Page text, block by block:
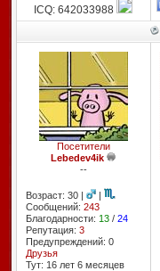
ICQ: 642033988
Посетители
Lebedev4ik
--
Возраст: 30 |
|
Сообщений: 243
Благодарности: 13/ 24
Репутация: 3
Предупреждений: 0
Друзья
Тут: 16 лет 6 месяцев